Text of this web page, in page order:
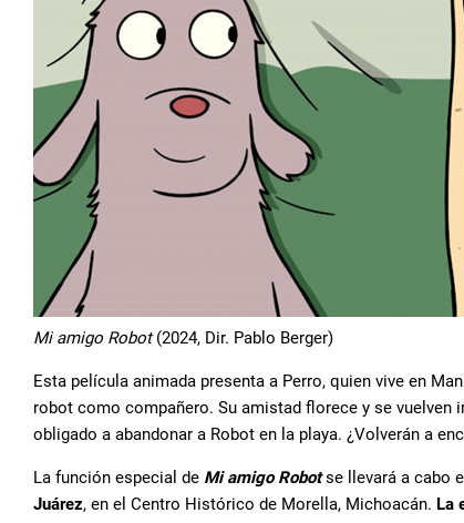
Mi amigo Robot(2024, Dir. Pablo Berger)
Esta película animada presenta a Perro, quien vive en
robot como compañero. Su amistad florece y se vuelven
obligado a abandonar a Robot en la playa. ¿Volverán a
La función especial de Mi amigo Robotse llevará a cabo el
Juárez, en el Centro Histórico de Morella, Michoacán. La